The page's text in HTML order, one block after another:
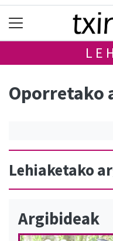
Oporretako
Lehiaketako
Argibideak